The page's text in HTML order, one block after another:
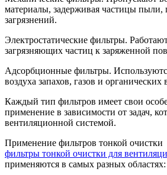
материалы, задерживая частицы
загрязнений.
Электростатические фильтры.
загрязняющих частиц к заряженной
Адсорбционные фильтры.
воздуха запахов, газов и органических
Каждый тип фильтров имеет свои
применение в зависимости от задач,
вентиляционной системой.
Применение фильтров тонкой очистки
фильтры тонкой очистки для
применяются в самых разных областях: